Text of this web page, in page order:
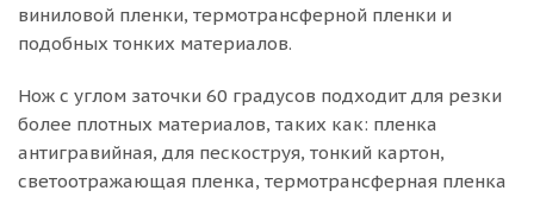
виниловой пленки, термотрансферной пленки и
подобных тонких материалов.
Нож с углом заточки 60 градусов подходит для резки
более плотных материалов, таких как: пленка
антигравийная, для пескоструя, тонкий картон,
светоотражающая пленка, термотрансферная пленка